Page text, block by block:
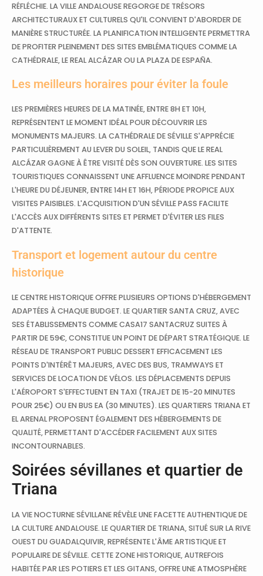
RÉFLÉCHIE. LA VILLE ANDALOUSE REGORGE DE TRÉSORS
ARCHITECTURAUX ET CULTURELS QU'IL CONVIENT D'ABORDER DE
MANIÈRE STRUCTURÉE. LA PLANIFICATION INTELLIGENTE PERMETTRA
DE PROFITER PLEINEMENT DES SITES EMBLÉMATIQUES COMME LA
CATHÉDRALE, LE REAL ALCÁZAR OU LA PLAZA DE ESPAÑA.
Les meilleurs horaires pour éviter la foule
LES PREMIÈRES HEURES DE LA MATINÉE, ENTRE 8H ET 10H,
REPRÉSENTENT LE MOMENT IDÉAL POUR DÉCOUVRIR LES
MONUMENTS MAJEURS. LA CATHÉDRALE DE SÉVILLE S'APPRÉCIE
PARTICULIÈREMENT AU LEVER DU SOLEIL, TANDIS QUE LE REAL
ALCÁZAR GAGNE À ÊTRE VISITÉ DÈS SON OUVERTURE. LES SITES
TOURISTIQUES CONNAISSENT UNE AFFLUENCE MOINDRE PENDANT
L'HEURE DU DÉJEUNER, ENTRE 14H ET 16H, PÉRIODE PROPICE AUX
VISITES PAISIBLES. L'ACQUISITION D'UN SÉVILLE PASS FACILITE
L'ACCÈS AUX DIFFÉRENTS SITES ET PERMET D'ÉVITER LES FILES
D'ATTENTE.
Transport et logement autour du centre
historique
LE CENTRE HISTORIQUE OFFRE PLUSIEURS OPTIONS D'HÉBERGEMENT
ADAPTÉES À CHAQUE BUDGET. LE QUARTIER SANTA CRUZ, AVEC
SES ÉTABLISSEMENTS COMME CASA17 SANTACRUZ SUITES À
PARTIR DE 59€, CONSTITUE UN POINT DE DÉPART STRATÉGIQUE. LE
RÉSEAU DE TRANSPORT PUBLIC DESSERT EFFICACEMENT LES
POINTS D'INTÉRÊT MAJEURS, AVEC DES BUS, TRAMWAYS ET
SERVICES DE LOCATION DE VÉLOS. LES DÉPLACEMENTS DEPUIS
L'AÉROPORT S'EFFECTUENT EN TAXI (TRAJET DE 15-20 MINUTES
POUR 25€) OU EN BUS EA (30 MINUTES). LES QUARTIERS TRIANA ET
EL ARENAL PROPOSENT ÉGALEMENT DES HÉBERGEMENTS DE
QUALITÉ, PERMETTANT D'ACCÉDER FACILEMENT AUX SITES
INCONTOURNABLES.
Soirées sévillanes et quartier de
Triana
LA VIE NOCTURNE SÉVILLANE RÉVÈLE UNE FACETTE AUTHENTIQUE DE
LA CULTURE ANDALOUSE. LE QUARTIER DE TRIANA, SITUÉ SUR LA RIVE
OUEST DU GUADALQUIVIR, REPRÉSENTE L'ÂME ARTISTIQUE ET
POPULAIRE DE SÉVILLE. CETTE ZONE HISTORIQUE, AUTREFOIS
HABITÉE PAR LES POTIERS ET LES GITANS, OFFRE UNE ATMOSPHÈRE